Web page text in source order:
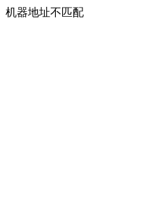
机器地址不匹配